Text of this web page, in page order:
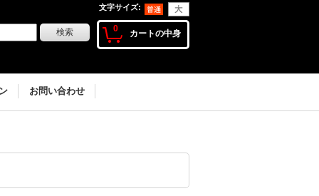
文字サイズ:
0 カートの中身
お問い合わせ